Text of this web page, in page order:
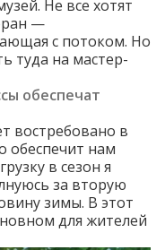
Не все хотят
—
с потоком. Но
туда на мастер-
обеспечат
востребовано в
обеспечит нам
в сезон я
за вторую
зимы. В этот
для жителей